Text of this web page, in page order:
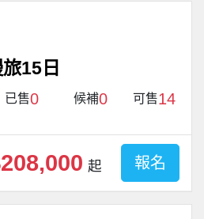
15日
已售0 候補0 可售14
起 報名